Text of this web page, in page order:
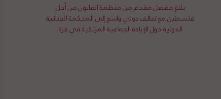
بلاغ مفصل مقدم من منظمة القانون من أجل
فلسطين مع تحالف دولي واسع إلى المحكمة الجنائية
الدولية حول الإبادة الجماعية المرتكبة في غزة